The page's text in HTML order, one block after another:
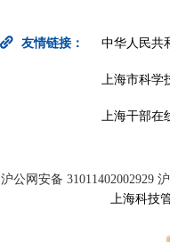
友情链接： 中华人民共
上海市科学
上海干部在
沪公网安备 31011402002929
上海科技